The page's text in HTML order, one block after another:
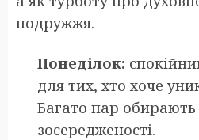
подружжя.
Понеділок:
для тих, хто хоче
Багато пар
зосередженості.